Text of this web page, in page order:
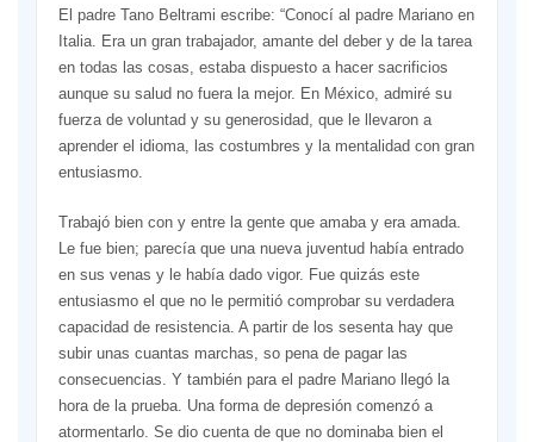
El padre Tano Beltrami escribe: “Conocí al padre Mariano en
Italia. Era un gran trabajador, amante del deber y de la tarea
en todas las cosas, estaba dispuesto a hacer sacrificios
aunque su salud no fuera la mejor. En México, admiré su
fuerza de voluntad y su generosidad, que le llevaron a
aprender el idioma, las costumbres y la mentalidad con gran
entusiasmo.
Trabajó bien con y entre la gente que amaba y era amada.
Le fue bien; parecía que una nueva juventud había entrado
en sus venas y le había dado vigor. Fue quizás este
entusiasmo el que no le permitió comprobar su verdadera
capacidad de resistencia. A partir de los sesenta hay que
subir unas cuantas marchas, so pena de pagar las
consecuencias. Y también para el padre Mariano llegó la
hora de la prueba. Una forma de depresión comenzó a
atormentarlo. Se dio cuenta de que no dominaba bien el